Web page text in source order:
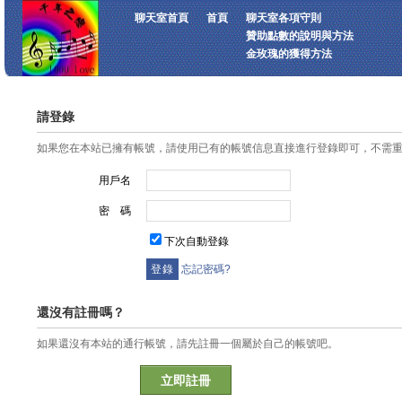
聊天室首頁 首頁
聊天室各項守則
贊助點數的說明與方法
金玫瑰的獲得方法
請登錄
如果您在本站已擁有帳號，請使用已有的帳號信息直接進行登錄即可，不需
用戶名
密 碼
下次自動登錄
忘記密碼?
還沒有註冊嗎？
如果還沒有本站的通行帳號，請先註冊一個屬於自己的帳號吧。
立即註冊